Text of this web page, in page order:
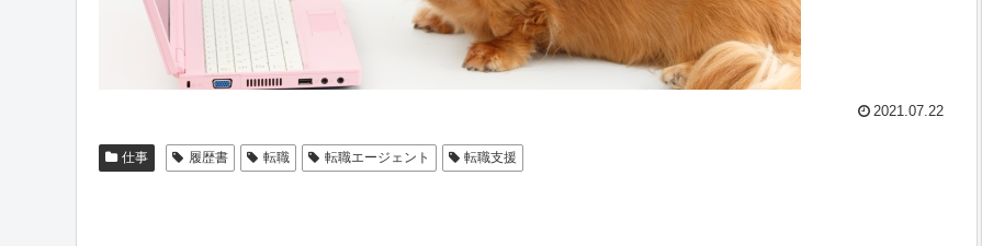
2021.07.22
仕事 履歴書 転職 転職エージェント 転職支援